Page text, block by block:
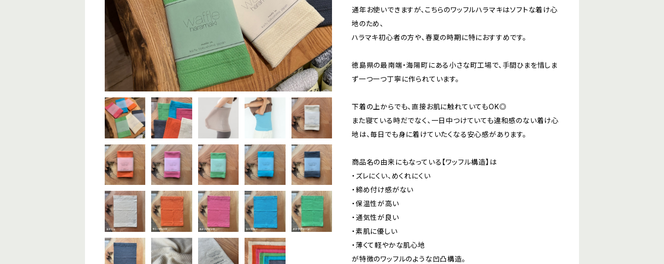
通年お使いできますが、こちらのワッフルハラマキはソフトな着け心
地のため、
ハラマキ初心者の方や、春夏の時期に特におすすめです。
徳島県の最南端・海陽町にある小さな町工場で、手間ひまを惜しま
ず一つ一つ丁寧に作られています。
下着の上からでも、直接お肌に触れていてもOK◎
また寝ている時だでなく、一日中つけていても違和感のない着け心
地は、毎日でも身に着けていたくなる安心感があります。
商品名の由来にもなっている【ワッフル構造】は
・ズレにくい、めくれにくい
・締め付け感がない
・保温性が高い
・通気性が良い
・素肌に優しい
・薄くて軽やかな肌心地
が特徴のワッフルのような凹凸構造。